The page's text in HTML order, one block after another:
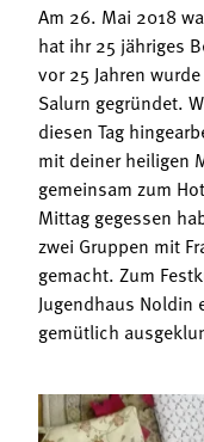
Am 26. Mai 2018
hat ihr 25 jähriges
vor 25 Jahren
Salurn gegründet.
diesen Tag
mit deiner heiligen
gemeinsam zum
Mittag gegessen
zwei Gruppen mit
gemacht. Zum
Jugendhaus Noldin
gemütlich